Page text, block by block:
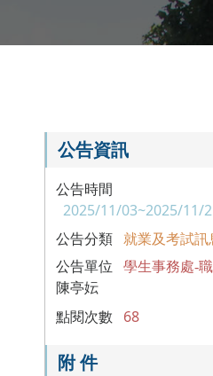
公告資訊
公告時間
2025/11/03~2025/11/
公告分類 就業及考試訊
公告單位
學生事務處-
陳亭妘
點閱次數 68
附 件